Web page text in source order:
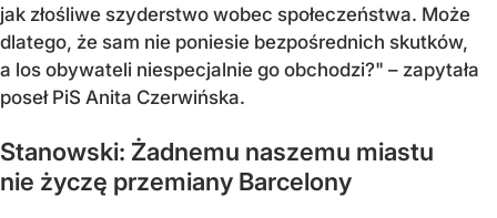
jak złośliwe szyderstwo wobec społeczeństwa. Może
dlatego, że sam nie poniesie bezpośrednich skutków,
a los obywateli niespecjalnie go obchodzi?" – zapytała
poseł PiS Anita Czerwińska.
Stanowski: Żadnemu naszemu miastu
nie życzę przemiany Barcelony